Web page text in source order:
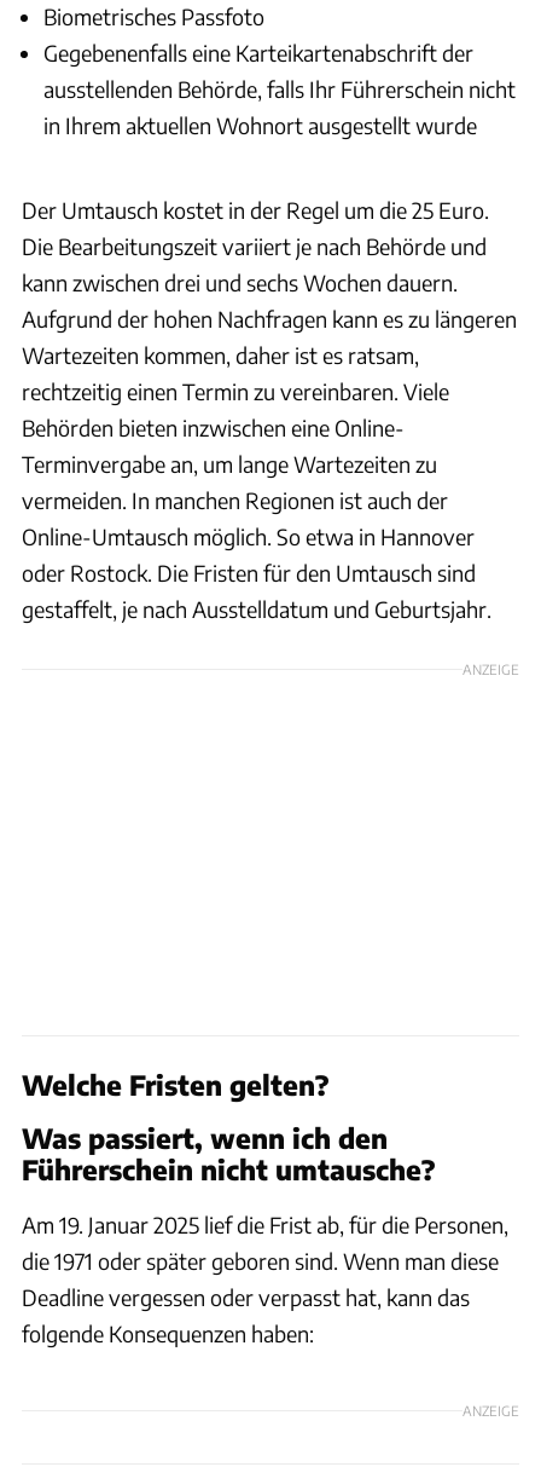
Biometrisches Passfoto
Gegebenenfalls eine Karteikartenabschrift der
ausstellenden Behörde, falls Ihr Führerschein nicht
in Ihrem aktuellen Wohnort ausgestellt wurde
Der Umtausch kostet in der Regel um die 25 Euro.
Die Bearbeitungszeit variiert je nach Behörde und
kann zwischen drei und sechs Wochen dauern.
Aufgrund der hohen Nachfragen kann es zu längeren
Wartezeiten kommen, daher ist es ratsam,
rechtzeitig einen Termin zu vereinbaren. Viele
Behörden bieten inzwischen eine Online-
Terminvergabe an, um lange Wartezeiten zu
vermeiden. In manchen Regionen ist auch der
Online-Umtausch möglich. So etwa in Hannover
oder Rostock. Die Fristen für den Umtausch sind
gestaffelt, je nach Ausstelldatum und Geburtsjahr.
ANZEIGE
Welche Fristen gelten?
Was passiert, wenn ich den
Führerschein nicht umtausche?
Am 19. Januar 2025 lief die Frist ab, für die Personen,
die 1971 oder später geboren sind. Wenn man diese
Deadline vergessen oder verpasst hat, kann das
folgende Konsequenzen haben:
ANZEIGE